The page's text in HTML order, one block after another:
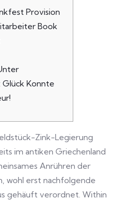
Provision
Book
Konnte
Zink-Legierung
im antiken Griechenland
Anrühren der
wohl erst nachfolgende
gehäuft verordnet. Within